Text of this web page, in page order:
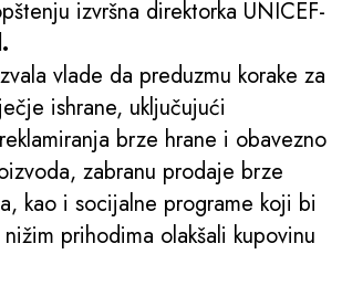
izvršna direktorka UNICEF-
vlade da preduzmu korake za
ishrane, uključujući
brze hrane i obavezno
zabranu prodaje brze
kao i socijalne programe koji bi
prihodima olakšali kupovinu